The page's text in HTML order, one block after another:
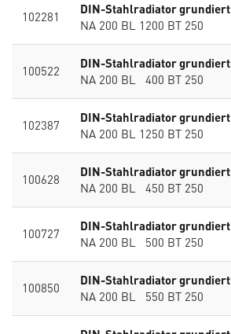
102281 DIN-Stahlradiator grundiert
NA 200 BL 1200 BT 250
100522 DIN-Stahlradiator grundiert
NA 200 BL 400 BT 250
102387 DIN-Stahlradiator grundiert
NA 200 BL 1250 BT 250
100628 DIN-Stahlradiator grundiert
NA 200 BL 450 BT 250
100727 DIN-Stahlradiator grundiert
NA 200 BL 500 BT 250
100850 DIN-Stahlradiator grundiert
NA 200 BL 550 BT 250